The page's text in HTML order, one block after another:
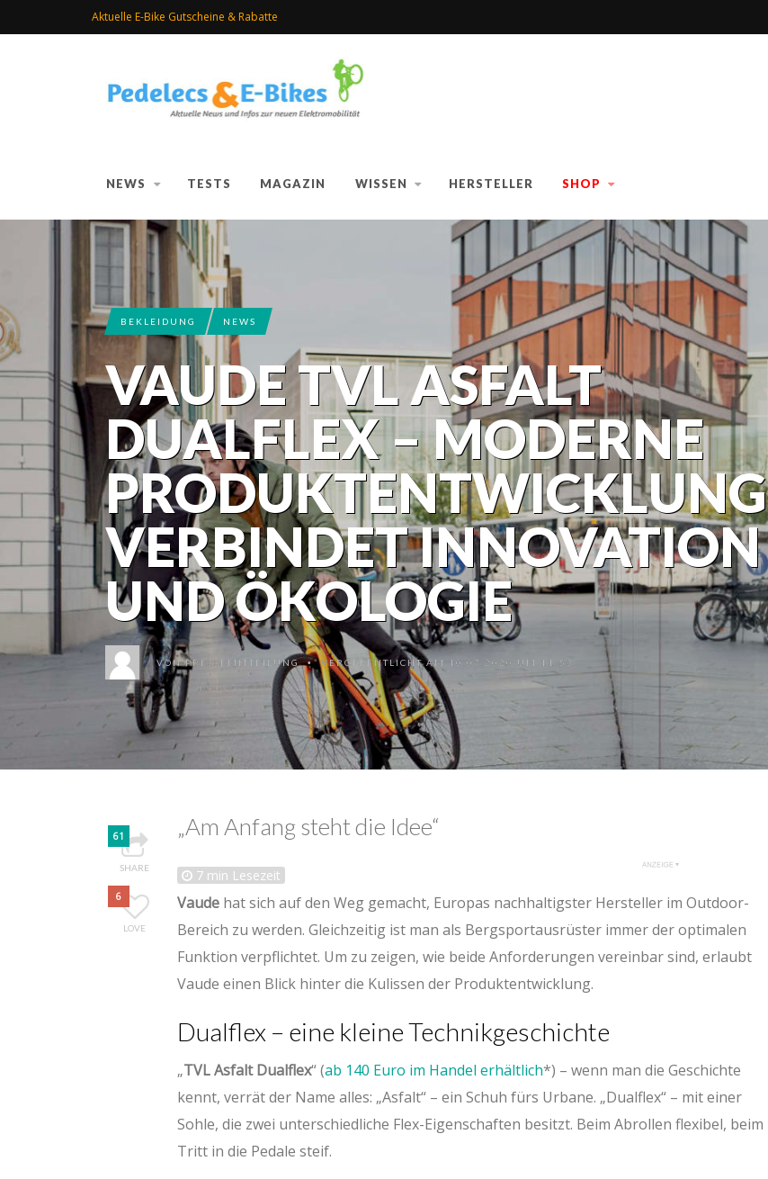
Aktuelle E-Bike Gutscheine & Rabatte
NEWS TESTS MAGAZIN WISSEN HERSTELLER SHOP
BEKLEIDUNG NEWS
VAUDE TVL ASFALT
DUALFLEX – MODERNE
PRODUKTENTWICKLUNG
VERBINDET INNOVATION
UND ÖKOLOGIE
VONPRESSEMITTEILUNG •VERÖFFENTLICHT AM 10.07.2020 UM 11:53
61
SHARE
6
LOVE
„Am Anfang steht die Idee“
7 min Lesezeit
Vaude hat sich auf den Weg gemacht, Europas nachhaltigster Hersteller im Outdoor-
Bereich zu werden. Gleichzeitig ist man als Bergsportausrüster immer der optimalen
Funktion verpflichtet. Um zu zeigen, wie beide Anforderungen vereinbar sind, erlaubt
Vaude einen Blick hinter die Kulissen der Produktentwicklung.
Dualflex – eine kleine Technikgeschichte
„TVL Asfalt Dualflex“ (ab 140 Euro im Handel erhältlich ) – wenn man die Geschichte
kennt, verrät der Name alles: „Asfalt“ – ein Schuh fürs Urbane. „Dualflex“ – mit einer
Sohle, die zwei unterschiedliche Flex-Eigenschaften besitzt. Beim Abrollen flexibel, beim
Tritt in die Pedale steif.